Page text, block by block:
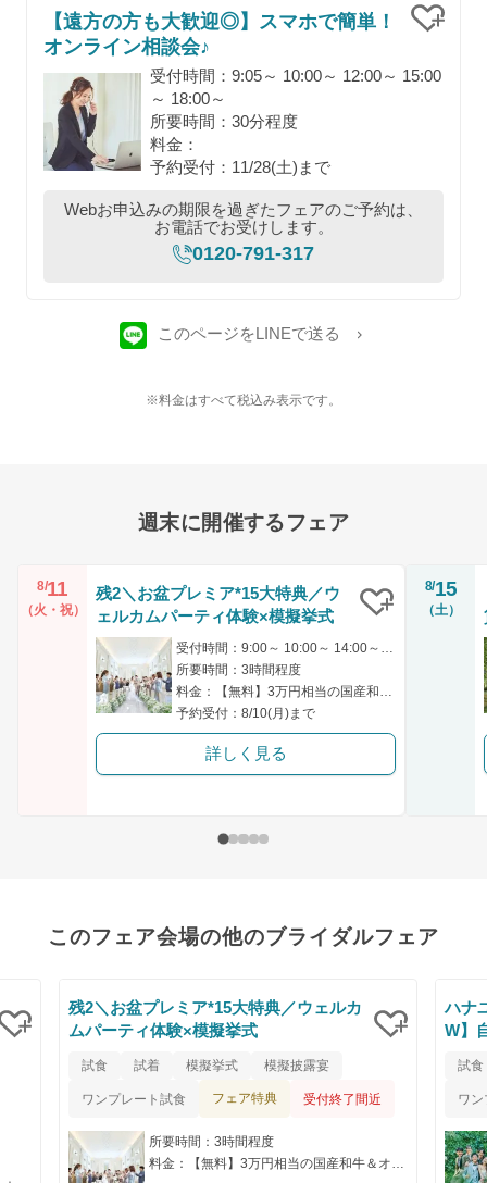
【遠方の方も大歓迎◎】スマホで簡単！
オンライン相談会♪
受付時間：9:05～ 10:00～ 12:00～ 15:00
～ 18:00～
所要時間：30分程度
料金：
予約受付：11/28(土)まで
Webお申込みの期限を過ぎたフェアのご予約は、
お電話でお受けします。
0120-791-317
このページをLINEで送る
※料金はすべて税込み表示です。
週末に開催するフェア
8/11
（火・祝）
残2＼お盆プレミア*15大特典／ウ
ェルカムパーティ体験×模擬挙式
受付時間：9:00～ 10:00～ 14:00～ 14:30～ 18:00～
所要時間：3時間程度
料金：【無料】3万円相当の国産和牛＆オマール海老コース試食付
予約受付：8/10(月)まで
詳しく見る
8/15
（土）
このフェア会場の他のブライダルフェア
残2＼お盆プレミア*15大特典／ウェルカ
ムパーティ体験×模擬挙式
試食 試着 模擬挙式 模擬披露宴
ワンプレート試食 フェア特典 受付終了間近
所要時間：3時間程度
料金：【無料】3万円相当の国産和牛＆オマール海老コース試食付
ハナ
W】
試食
ワ